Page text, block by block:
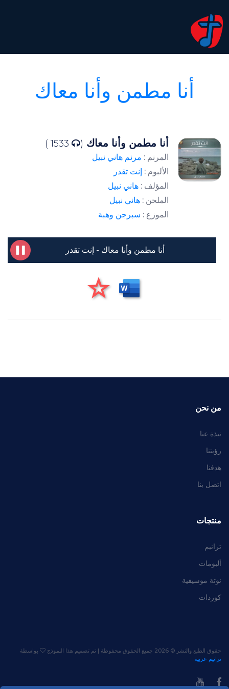
أنا مطمن وأنا معاك
أنا مطمن وأنا معاك (
المرنم : مرنم هاني نبيل
الألبوم : إنت تقدر
المؤلف : هاني نبيل
الملحن : هاني نبيل
الموزع : سبرجن وهبة
أنا مطمن وأنا معاك - إنت تقدر
من نحن
نبذة عنا
رؤيتنا
هدفنا
اتصل بنا
منتجات
ترانيم
ألبومات
نوتة موسيقية
كوردات
حقوق الطبع والنشر © 2026 جميع الحقوق محفوظة | تم تصميم هذا النموذج
بواسطة
ترانيم عربية